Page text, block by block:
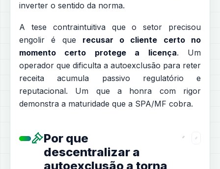
inverter o sentido da norma.
A tese contraintuitiva que o setor precisou
engolir é que recusar o cliente certo no
momento certo protege a licença. Um
operador que dificulta a autoexclusão para reter
receita acumula passivo regulatório e
reputacional. Um que a honra com rigor
demonstra a maturidade que a SPA/MF cobra.
Por que
descentralizar a
autoexclusão a torna